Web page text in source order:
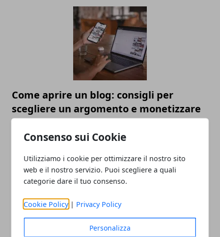
Consenso sui Cookie
Utilizziamo i cookie per ottimizzare il nostro sito
web e il nostro servizio. Puoi scegliere a quali
categorie dare il tuo consenso.
Cookie Policy | Privacy Policy
Personalizza
Come aprire un blog: consigli per
scegliere un argomento e monetizzare
SEO on-site: cos'è e come può migliorare
la visibilità di un sito